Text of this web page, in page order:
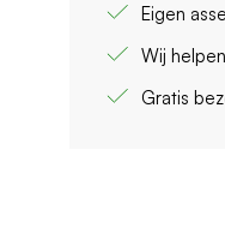
Eigen
Wij
Gratis